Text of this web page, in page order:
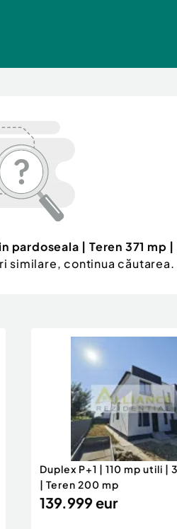
pardoseala | Teren 371 mp |
similare, continua căutarea.
Duplex P+1 | 110 mp utili |
| Teren 200 mp
139.999 eur